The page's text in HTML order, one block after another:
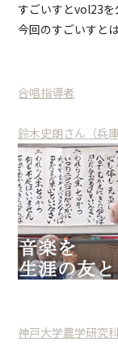
すごいすとvol23を
今回のすごいすと
合唱指導者
鈴木史朗さん（兵
神戸大学農学研究